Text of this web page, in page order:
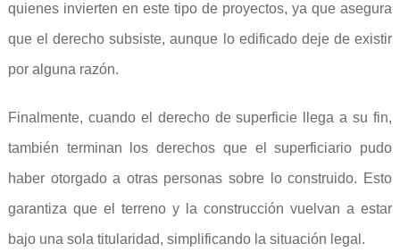
quienes invierten en este tipo de proyectos, ya que asegura
que el derecho subsiste, aunque lo edificado deje de existir
por alguna razón.
Finalmente, cuando el derecho de superficie llega a su fin,
también terminan los derechos que el superficiario pudo
haber otorgado a otras personas sobre lo construido. Esto
garantiza que el terreno y la construcción vuelvan a estar
bajo una sola titularidad, simplificando la situación legal.